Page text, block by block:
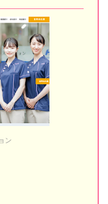
ョン
ン